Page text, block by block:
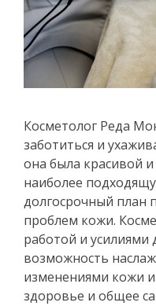
Косметолог Реда
заботиться и
она была красивой
наиболее
долгосрочный план
проблем кожи.
работой и усилиями
возможность
изменениями кожи
здоровье и общее